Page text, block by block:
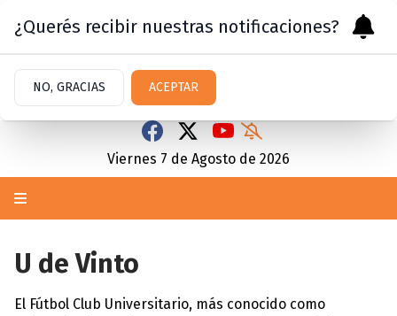
Viernes 7 de Agosto de 2026
U de Vinto
El Fútbol Club Universitario, más conocido como
¿Querés recibir nuestras notificaciones?
NO, GRACIAS ACEPTAR